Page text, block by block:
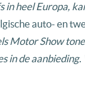
in heel Europa,
auto- en
Motor Show
in de